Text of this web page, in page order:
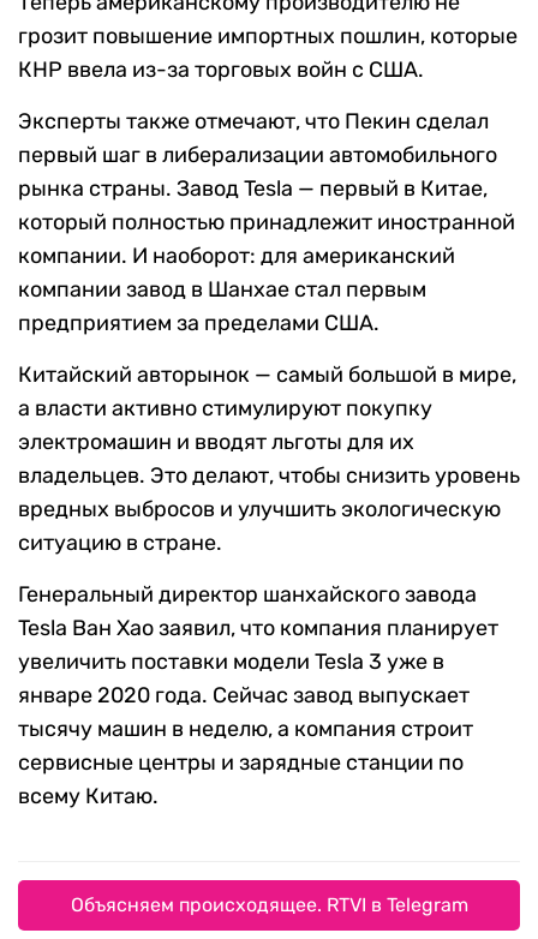
грозит повышение импортных пошлин, которые
КНР ввела из-за торговых войн с США.
Эксперты также отмечают, что Пекин сделал
первый шаг в либерализации автомобильного
рынка страны. Завод Tesla — первый в Китае,
который полностью принадлежит иностранной
компании. И наоборот: для американский
компании завод в Шанхае стал первым
предприятием за пределами США.
Китайский авторынок — самый большой в мире,
а власти активно стимулируют покупку
электромашин и вводят льготы для их
владельцев. Это делают, чтобы снизить уровень
вредных выбросов и улучшить экологическую
ситуацию в стране.
Генеральный директор шанхайского завода
Tesla Ван Хао заявил, что компания планирует
увеличить поставки модели Tesla 3 уже в
январе 2020 года. Сейчас завод выпускает
тысячу машин в неделю, а компания строит
сервисные центры и зарядные станции по
всему Китаю.
Объясняем происходящее. RTVI в Telegram